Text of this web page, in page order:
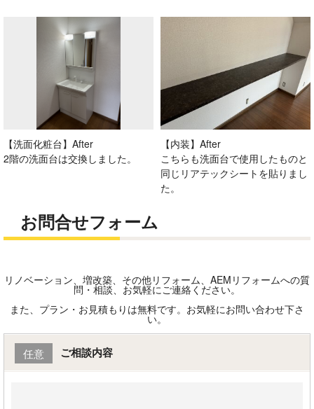
【洗面化粧台】After
2階の洗面台は交換しました。
【内装】After
こちらも洗面台で使用したものと
同じリアテックシートを貼りまし
た。
お問合せフォーム
リノベーション、増改築、その他リフォーム、AEMリフォームへの質
問・相談、お気軽にご連絡ください。
また、プラン・お見積もりは無料です。お気軽にお問い合わせ下さ
い。
任意 ご相談内容